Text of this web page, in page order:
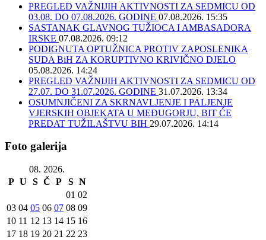
PREGLED VAŽNIJIH AKTIVNOSTI ZA SEDMICU OD
03.08. DO 07.08.2026. GODINE 07.08.2026. 15:35
SASTANAK GLAVNOG TUŽIOCA I AMBASADORA
IRSKE 07.08.2026. 09:12
PODIGNUTA OPTUŽNICA PROTIV ZAPOSLENIKA
SUDA BiH ZA KORUPTIVNO KRIVIČNO DJELO
05.08.2026. 14:24
PREGLED VAŽNIJIH AKTIVNOSTI ZA SEDMICU OD
27.07. DO 31.07.2026. GODINE 31.07.2026. 13:34
OSUMNJIČENI ZA SKRNAVLJENJE I PALJENJE
VJERSKIH OBJEKATA U MEĐUGORJU, BIT ĆE
PREDAT TUŽILAŠTVU BIH 29.07.2026. 14:14
Foto galerija
08. 2026.
P U S Č P S N
01 02
03 04 05 06 07 08 09
10 11 12 13 14 15 16
17 18 19 20 21 22 23